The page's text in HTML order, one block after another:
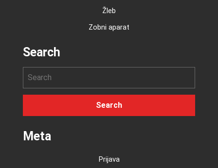
Žleb
Zobni aparat
Search
Meta
Prijava